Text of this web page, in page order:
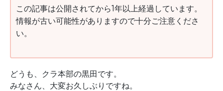
この記事は公開されてから1年以上経過しています。
情報が古い可能性がありますので十分ご注意くださ
い。
どうも、クラ本部の黒田です。
みなさん、大変お久しぶりですね。